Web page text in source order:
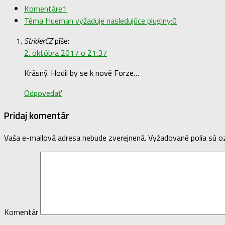
Komentáre1
Téma Hueman vyžaduje nasledujúce pluginy:0
StriderCZpíše:
2. októbra 2017 o 21:37
Krásný. Hodil by se k nové Forze…
Odpovedať
Pridaj komentár
Vaša e-mailová adresa nebude zverejnená. Vyžadované polia sú
Komentár